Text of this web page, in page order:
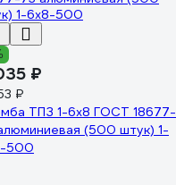
₽
₽
ТПЗ 1-6x8 ГОСТ 18677-
(500 штук) 1-
500